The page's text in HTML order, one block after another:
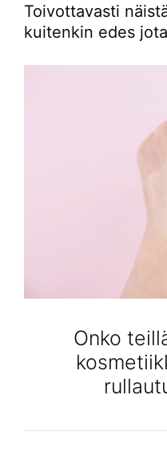
Toivottavasti
kuitenkin edes
Onko